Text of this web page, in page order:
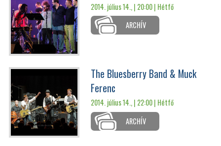
2014. július 14., | 20:00 | Hétfő
ARCHÍV
The Bluesberry Band & Muck
Ferenc
2014. július 14., | 22:00 | Hétfő
ARCHÍV